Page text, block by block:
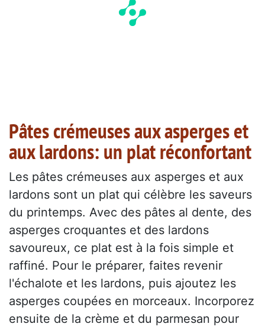
Pâtes crémeuses aux asperges et
aux lardons: un plat réconfortant
Les pâtes crémeuses aux asperges et aux
lardons sont un plat qui célèbre les saveurs
du printemps. Avec des pâtes al dente, des
asperges croquantes et des lardons
savoureux, ce plat est à la fois simple et
raffiné. Pour le préparer, faites revenir
l'échalote et les lardons, puis ajoutez les
asperges coupées en morceaux. Incorporez
ensuite de la crème et du parmesan pour